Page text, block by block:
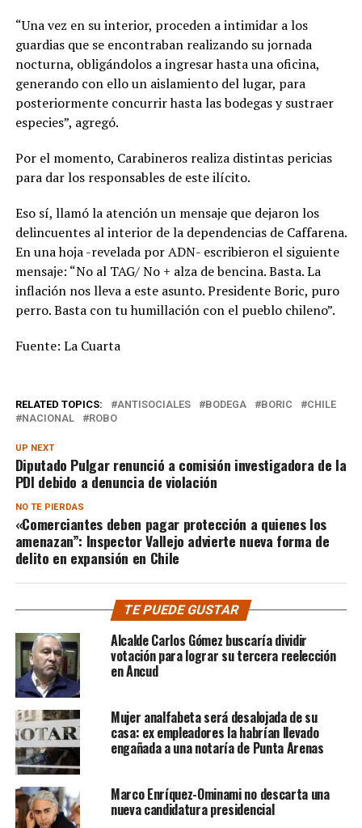
“Una vez en su interior, proceden a intimidar a los
guardias que se encontraban realizando su jornada
nocturna, obligándolos a ingresar hasta una oficina,
generando con ello un aislamiento del lugar, para
posteriormente concurrir hasta las bodegas y sustraer
especies”, agregó.
Por el momento, Carabineros realiza distintas pericias
para dar los responsables de este ilícito.
Eso sí, llamó la atención un mensaje que dejaron los
delincuentes al interior de la dependencias de Caffarena.
En una hoja -revelada por ADN- escribieron el siguiente
mensaje: “No al TAG/ No + alza de bencina. Basta. La
inflación nos lleva a este asunto. Presidente Boric, puro
perro. Basta con tu humillación con el pueblo chileno”.
Fuente: La Cuarta
RELATED TOPICS: ANTISOCIALES BODEGA BORIC
CHILE
NACIONAL
ROBO
UP NEXT
Diputado Pulgar renunció a comisión investigadora de la
PDI debido a denuncia de violación
NO TE PIERDAS
«Comerciantes deben pagar protección a quienes los
amenazan”: Inspector Vallejo advierte nueva forma de
delito en expansión en Chile
TE PUEDE GUSTAR
Alcalde Carlos Gómez buscaría dividir
votación para lograr su tercera reelección
en Ancud
Mujer analfabeta será desalojada de su
casa: ex empleadores la habrían llevado
engañada a una notaría de Punta Arenas
Marco Enríquez-Ominami no descarta una
nueva candidatura presidencial